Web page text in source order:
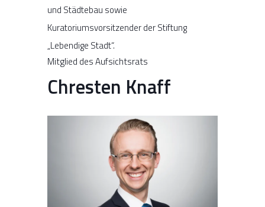
und Städtebau sowie
Kuratoriumsvorsitzender der Stiftung
„Lebendige Stadt“.
Mitglied des Aufsichtsrats
Chresten Knaff